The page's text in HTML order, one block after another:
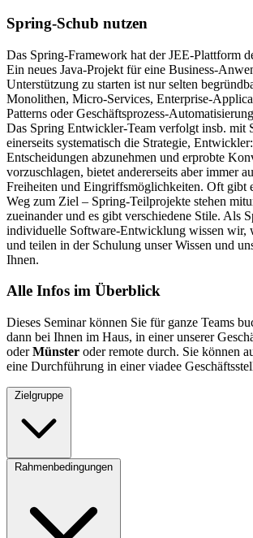
Spring-Schub nutzen
Das Spring-Framework hat der JEE-Plattform
Ein neues Java-Projekt für eine Business-
Unterstützung zu starten ist nur selten
Monolithen, Micro-Services, Enterprise-
Patterns oder Geschäftsprozess-
Das Spring Entwickler-Team verfolgt insb. mit
einerseits systematisch die Strategie,
Entscheidungen abzunehmen und erprobte
vorzuschlagen, bietet andererseits aber immer
Freiheiten und Eingriffsmöglichkeiten. Oft gibt
Weg zum Ziel – Spring-Teilprojekte stehen
zueinander und es gibt verschiedene Stile. Als
individuelle Software-Entwicklung wissen wir,
und teilen in der Schulung unser Wissen und
Ihnen.
Alle Infos im Überblick
Dieses Seminar können Sie für ganze Teams
dann bei Ihnen im Haus, in einer unserer
oderMünster oder remote durch. Sie können
eine Durchführung in einer viadee
Zielgruppe
Rahmenbedingungen